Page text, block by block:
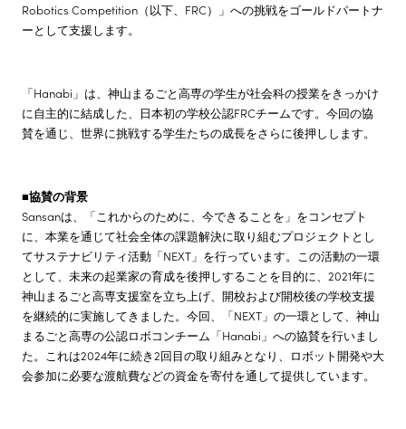
Robotics Competition（以下、FRC）」への挑戦をゴールドパートナ
ーとして支援します。
「Hanabi」は、神山まるごと高専の学生が社会科の授業をきっかけ
に自主的に結成した、日本初の学校公認FRCチームです。今回の協
賛を通じ、世界に挑戦する学生たちの成長をさらに後押しします。
■協賛の背景
Sansanは、「これからのために、今できることを」をコンセプト
に、本業を通じて社会全体の課題解決に取り組むプロジェクトとし
てサステナビリティ活動「NEXT」を行っています。この活動の一環
として、未来の起業家の育成を後押しすることを目的に、2021年に
神山まるごと高専支援室を立ち上げ、開校および開校後の学校支援
を継続的に実施してきました。今回、「NEXT」の一環として、神山
まるごと高専の公認ロボコンチーム「Hanabi」への協賛を行いまし
た。これは2024年に続き2回目の取り組みとなり、ロボット開発や大
会参加に必要な渡航費などの資金を寄付を通して提供しています。